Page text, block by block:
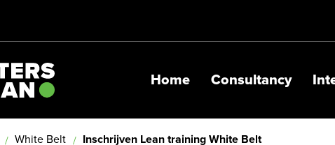
Home Consultancy
White Belt Inschrijven Lean training White Belt